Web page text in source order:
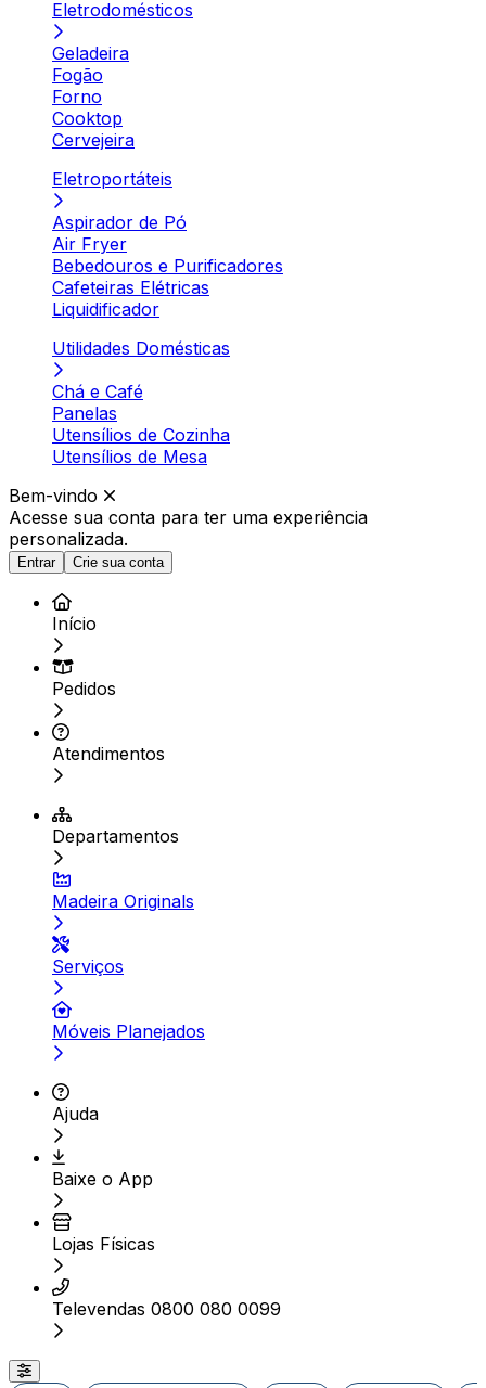
Eletrodomésticos
Geladeira
Fogão
Forno
Cooktop
Cervejeira
Eletroportáteis
Aspirador de Pó
Air Fryer
Bebedouros e Purificadores
Cafeteiras Elétricas
Liquidificador
Utilidades Domésticas
Chá e Café
Panelas
Utensílios de Cozinha
Utensílios de Mesa
Bem-vindo
Acesse sua conta para ter uma experiência
personalizada.
Entrar Crie sua conta
Início
Pedidos
Atendimentos
Departamentos
Madeira Originals
Serviços
Móveis Planejados
Ajuda
Baixe o App
Lojas Físicas
Televendas 0800 080 0099